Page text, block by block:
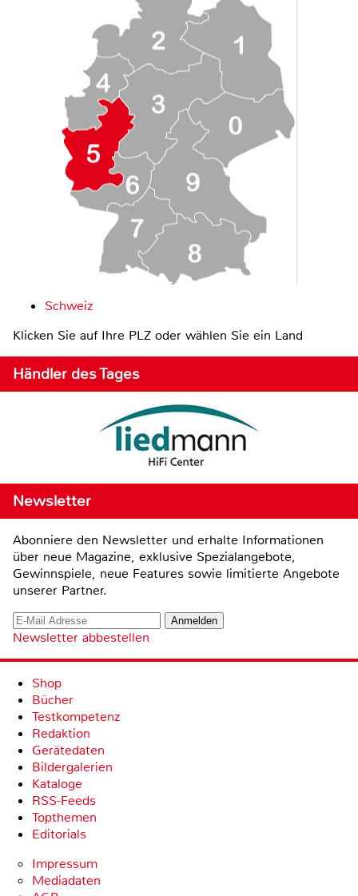
Schweiz
Klicken Sie auf Ihre PLZ oder wählen Sie ein Land
Händler des Tages
Newsletter
Abonniere den Newsletter und erhalte Informationen
über neue Magazine, exklusive Spezialangebote,
Gewinnspiele, neue Features sowie limitierte Angebote
unserer Partner.
Newsletter abbestellen
Shop
Bücher
Testkompetenz
Redaktion
Gerätedaten
Bildergalerien
Kataloge
RSS-Feeds
Topthemen
Editorials
Impressum
Mediadaten